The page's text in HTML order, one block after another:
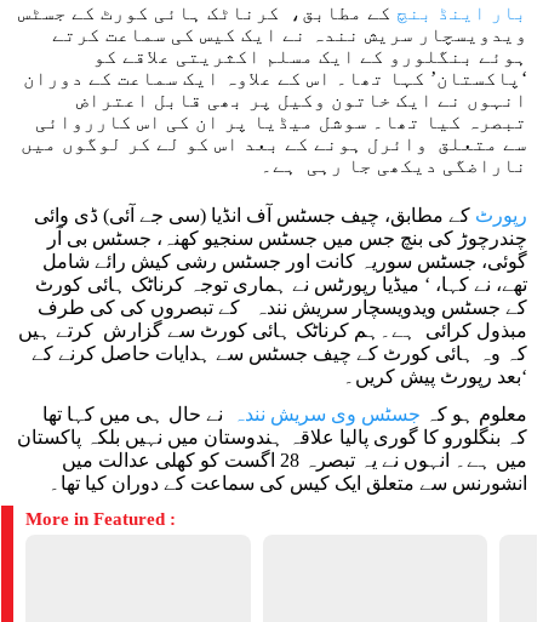
بار اینڈ بنچ کے مطابق، کرناٹک ہائی کورٹ کے جسٹس
ویدویسچار سریش نندہ نے ایک کیس کی سماعت کرتے
ہوئے بنگلورو کے ایک مسلم اکثریتی علاقے کو
‘پاکستان’ کہا تھا۔ اس کے علاوہ ایک سماعت کے دوران
انہوں نے ایک خاتون وکیل پر بھی قابل اعتراض
تبصرہ کیا تھا۔ سوشل میڈیا پر ان کی اس کارروائی
سے متعلق وائرل ہونے کے بعد اس کو لے کر لوگوں میں
ناراضگی دیکھی جا رہی ہے۔
رپورٹ کے مطابق، چیف جسٹس آف انڈیا (سی جے آئی) ڈی وائی
چندرچوڑ کی بنچ جس میں جسٹس سنجیو کھنہ، جسٹس بی آر
گوئی، جسٹس سوریہ کانت اور جسٹس رشی کیش رائے شامل
تھے، نے کہا، ‘ میڈیا رپورٹس نے ہماری توجہ کرناٹک ہائی کورٹ
کے جسٹس ویدویسچار سریش نندہ کے تبصروں کی کی طرف
مبذول کرائی ہے۔ہم کرناٹک ہائی کورٹ سے گزارش کرتے ہیں
کہ وہ ہائی کورٹ کے چیف جسٹس سے ہدایات حاصل کرنے کے
بعد رپورٹ پیش کریں۔‘
معلوم ہو کہ
جسٹس وی سریش نندہ
نے حال ہی میں کہا تھا
کہ بنگلورو کا گوری پالیا علاقہ ہندوستان میں نہیں بلکہ پاکستان
میں ہے۔ انہوں نے یہ تبصرہ 28 اگست کو کھلی عدالت میں
انشورنس سے متعلق ایک کیس کی سماعت کے دوران کیا تھا۔
More in Featured :